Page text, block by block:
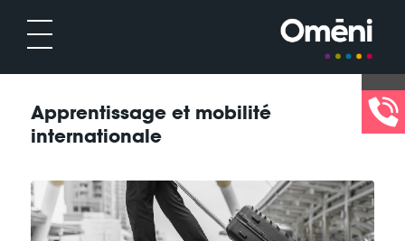
Apprentissage et mobilité
internationale